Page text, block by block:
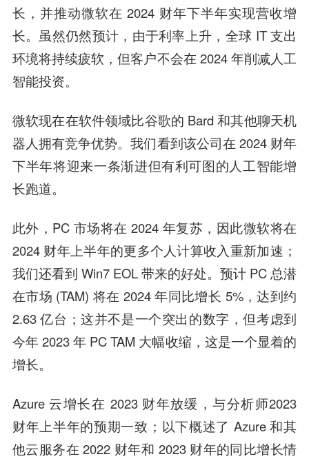
长，并推动微软在 2024 财年下半年实现营收增
长。虽然仍然预计，由于利率上升，全球 IT 支出
环境将持续疲软，但客户不会在 2024 年削减人工
智能投资。
微软现在在软件领域比谷歌的 Bard 和其他聊天机
器人拥有竞争优势。我们看到该公司在 2024 财年
下半年将迎来一条渐进但有利可图的人工智能增
长跑道。
此外，PC 市场将在 2024 年复苏，因此微软将在
2024 财年上半年的更多个人计算收入重新加速；
我们还看到 Win7 EOL 带来的好处。预计 PC 总潜
在市场 (TAM) 将在 2024 年同比增长 5%，达到约
2.63 亿台；这并不是一个突出的数字，但考虑到
今年 2023 年 PC TAM 大幅收缩，这是一个显着的
增长。
Azure 云增长在 2023 财年放缓，与分析师2023
财年上半年的预期一致；以下概述了 Azure 和其
他云服务在 2022 财年和 2023 财年的同比增长情